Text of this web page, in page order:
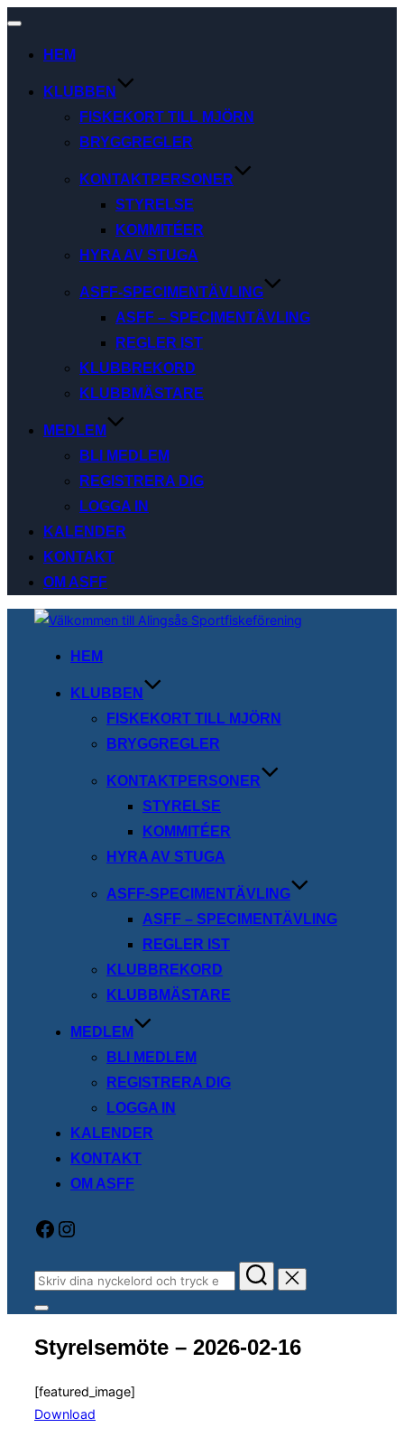
Slå
navigering
HEM
KLUBBEN
FISKEKORT TILL MJÖRN
BRYGGREGLER
KONTAKTPERSONER
STYRELSE
KOMMITÉER
HYRA AV STUGA
ASFF-SPECIMENTÄVLING
ASFF – SPECIMENTÄVLING
REGLER IST
KLUBBREKORD
KLUBBMÄSTARE
MEDLEM
BLI MEDLEM
REGISTRERA DIG
LOGGA IN
KALENDER
KONTAKT
OM ASFF
Hoppa
HEM
KLUBBEN
FISKEKORT TILL MJÖRN
BRYGGREGLER
KONTAKTPERSONER
STYRELSE
KOMMITÉER
HYRA AV STUGA
ASFF-SPECIMENTÄVLING
ASFF – SPECIMENTÄVLING
REGLER IST
KLUBBREKORD
KLUBBMÄSTARE
MEDLEM
BLI MEDLEM
REGISTRERA DIG
LOGGA IN
KALENDER
KONTAKT
OM ASFF
Facebook
Instagram
Sök
efter:
Slå
sidopanel
och
Styrelsemöte – 2026-02-16
[featured_image]
Download